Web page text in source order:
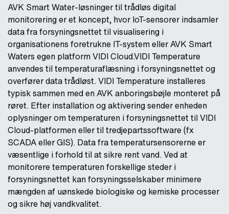
AVK Smart Water-løsninger til trådløs digital
monitorering er et koncept, hvor IoT-sensorer indsamler
data fra forsyningsnettet til visualisering i
organisationens foretrukne IT-system eller AVK Smart
Waters egen platform VIDI Cloud.VIDI Temperature
anvendes til temperaturaflæsning i forsyningsnettet og
overfører data trådløst. VIDI Temperature installeres
typisk sammen med en AVK anboringsbøjle monteret på
røret. Efter installation og aktivering sender enheden
oplysninger om temperaturen i forsyningsnettet til VIDI
Cloud-platformen eller til tredjepartssoftware (fx
SCADA eller GIS). Data fra temperatursensorerne er
væsentlige i forhold til at sikre rent vand. Ved at
monitorere temperaturen forskellige steder i
forsyningsnettet kan forsyningsselskaber minimere
mængden af uønskede biologiske og kemiske processer
og sikre høj vandkvalitet.